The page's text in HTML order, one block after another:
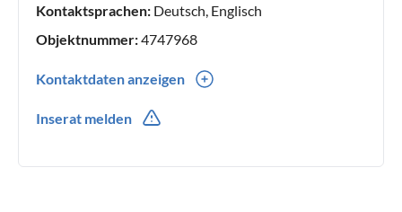
Kontaktsprachen: Deutsch, Englisch
Objektnummer:4747968
Kontaktdaten anzeigen
Inserat melden